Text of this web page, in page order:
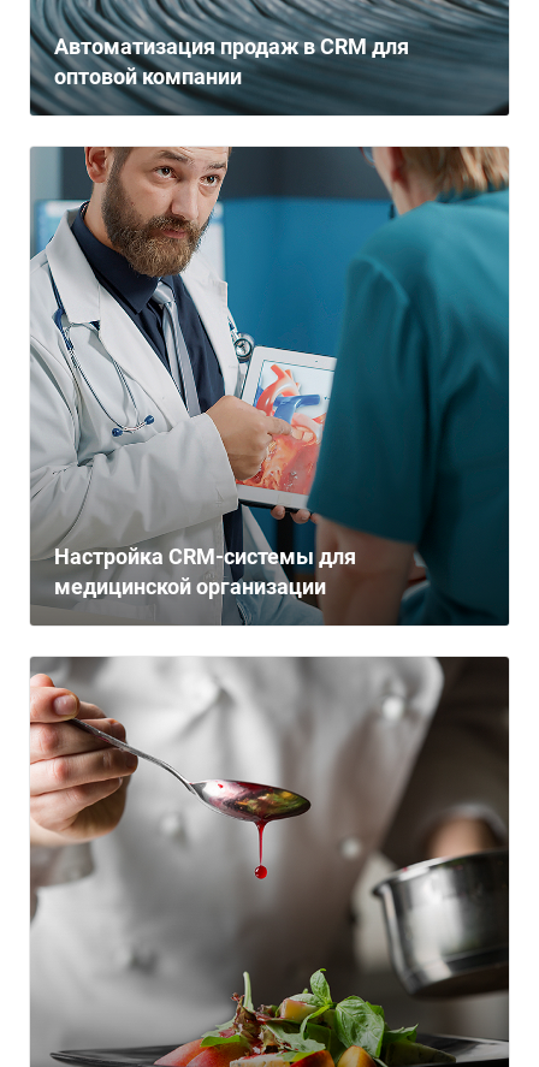
Автоматизация продаж в CRM для
оптовой компании
Настройка CRM-системы для
медицинской организации